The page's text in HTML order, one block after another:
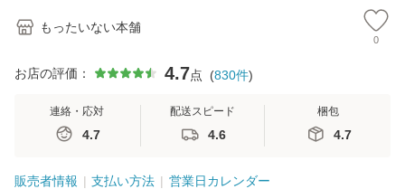
もったいない本舗
0
お店の評価： 4.7点 (830件)
連絡・応対
4.7
配送スピード
4.6
梱包
4.7
販売者情報 支払い方法 営業日カレンダー